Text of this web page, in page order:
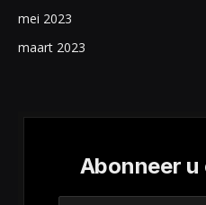
mei 2023
maart 2023
Abonneer